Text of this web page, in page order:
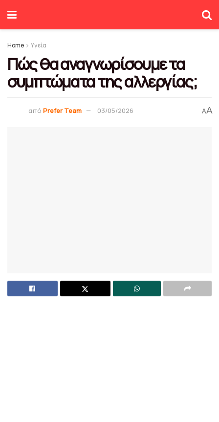
Home Υγεία
Πώς θα αναγνωρίσουμε τα
συμπτώματα της αλλεργίας;
από Prefer Team 03/05/2026 AA